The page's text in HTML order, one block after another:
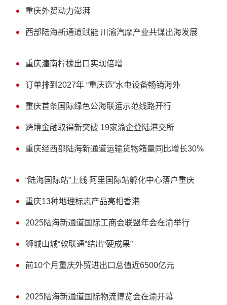
重庆外贸动力澎湃
西部陆海新通道赋能 川渝汽摩产业共谋出海发展
重庆潼南柠檬出口实现倍增
订单排到2027年 “重庆造”水电设备畅销海外
重庆首条国际绿色公海联运示范线路开行
跨境金融取得新突破 19家渝企登陆港交所
重庆经西部陆海新通道运输货物箱量同比增长30%
“陆海国际站”上线 阿里国际站孵化中心落户重庆
重庆13种地理标志产品亮相香港
2025陆海新通道国际工商会联盟年会在渝举行
狮城山城“软联通”结出“硬成果”
前10个月重庆外贸进出口总值近6500亿元
2025陆海新通道国际物流博览会在渝开幕